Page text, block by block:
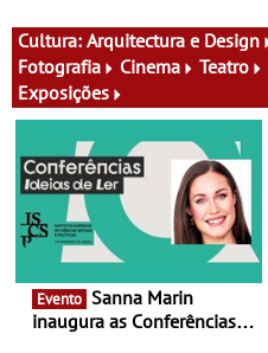
atividades para toda a
família e muito mais
Cultura: Arquitectura e Design
Fotografia
Cinema Teatro
Exposições
Evento
inaugura as Conferências